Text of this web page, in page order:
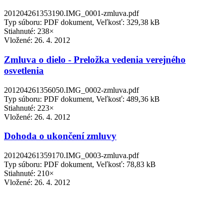
201204261353190.IMG_0001-zmluva.pdf
Typ súboru: PDF dokument, Veľkosť: 329,38 kB
Stiahnuté: 238×
Vložené: 26. 4. 2012
Zmluva o dielo - Preložka vedenia verejného
osvetlenia
201204261356050.IMG_0002-zmluva.pdf
Typ súboru: PDF dokument, Veľkosť: 489,36 kB
Stiahnuté: 223×
Vložené: 26. 4. 2012
Dohoda o ukončení zmluvy
201204261359170.IMG_0003-zmluva.pdf
Typ súboru: PDF dokument, Veľkosť: 78,83 kB
Stiahnuté: 210×
Vložené: 26. 4. 2012